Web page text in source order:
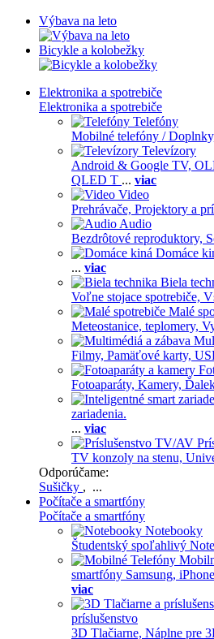
Výbava na leto
Bicykle a kolobežky
Elektronika a spotrebiče
Elektronika a spotrebiče
Telefóny
Mobilné telefóny /
Televízory
Android & Google TV,
QLED T ... viac
Video
Prehrávače, Projektory a
Audio
Bezdrôtové reproduktory,
Domáce
... viac
Biela
Voľne stojace spotrebiče,
Malé
Meteostanice, teplomery,
Filmy, Pamäťové karty,
Fotoaparáty, Kamery,
zariadenia.
... viac
TV konzoly na stenu,
Odporúčame:
Sušičky , ...
Počítače a smartfóny
Počítače a smartfóny
Notebooky
Študentský spoľahlivý
smartfóny Samsung,
viac
príslušenstvo
3D Tlačiarne, Náplne pre